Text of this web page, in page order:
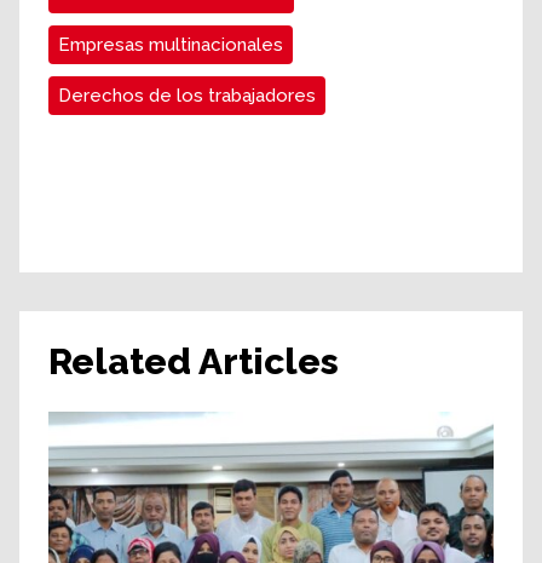
Empresas multinacionales
Derechos de los trabajadores
Related Articles